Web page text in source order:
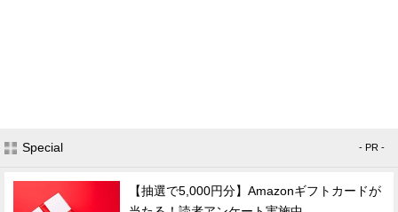
Special - PR -
【抽選で5,000円分】Amazonギフトカードが